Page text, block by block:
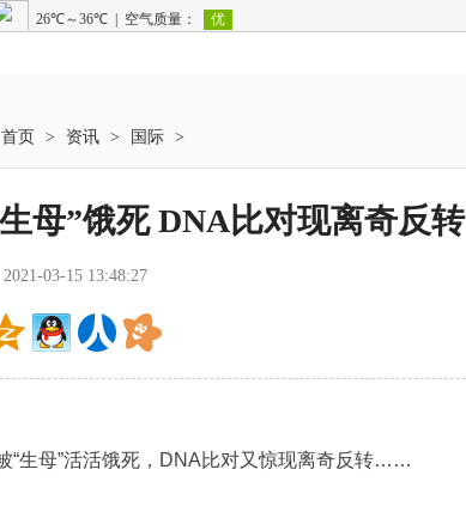
首页 > 资讯 > 国际 >
母”饿死 DNA比对现离奇反转
2021-03-15 13:48:27
生母”活活饿死，DNA比对又惊现离奇反转……